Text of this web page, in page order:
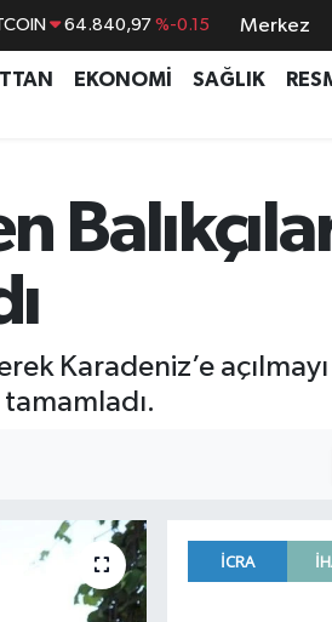
64.840,97 %-0.15
%0.18
BİST100 13.779 %-14
Merkez
EKONOMİ SAĞLIK
Karadeniz’e
tamamladı.